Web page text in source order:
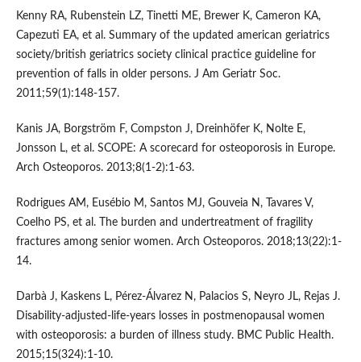
Kenny RA, Rubenstein LZ, Tinetti ME, Brewer K, Cameron KA,
Capezuti EA, et al. Summary of the updated american geriatrics
society/british geriatrics society clinical practice guideline for
prevention of falls in older persons. J Am Geriatr Soc.
2011;59(1):148-157.
Kanis JA, Borgström F, Compston J, Dreinhöfer K, Nolte E,
Jonsson L, et al. SCOPE: A scorecard for osteoporosis in Europe.
Arch Osteoporos. 2013;8(1-2):1-63.
Rodrigues AM, Eusébio M, Santos MJ, Gouveia N, Tavares V,
Coelho PS, et al. The burden and undertreatment of fragility
fractures among senior women. Arch Osteoporos. 2018;13(22):1-
14.
Darbà J, Kaskens L, Pérez-Álvarez N, Palacios S, Neyro JL, Rejas J.
Disability-adjusted-life-years losses in postmenopausal women
with osteoporosis: a burden of illness study. BMC Public Health.
2015;15(324):1-10.